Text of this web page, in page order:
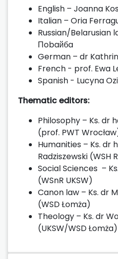
English – Joanna
Italian – Oria
Russian/Belarusian
Пobaйбa
German – dr
French - prof. Ewa
Spanish - Lucyna
Thematic editors:
Philosophy – Ks. dr
(prof. PWT
Humanities – Ks. dr
Radziszewski (WSH
Social Sciences –
(WSnR UKSW)
Canon law – Ks. dr
(WSD Łomża)
Theology – Ks. dr
(UKSW/WSD Łomża)